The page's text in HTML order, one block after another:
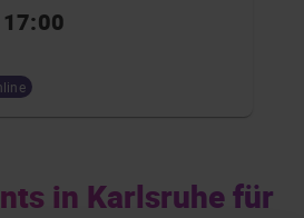
in Karlsruhe für